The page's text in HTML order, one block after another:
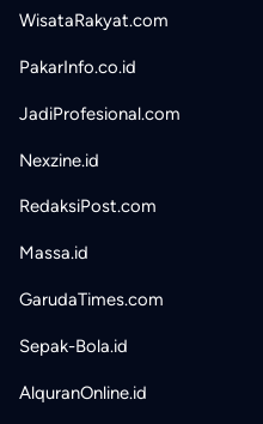
WisataRakyat.com
PakarInfo.co.id
JadiProfesional.com
Nexzine.id
RedaksiPost.com
Massa.id
GarudaTimes.com
Sepak-Bola.id
AlquranOnline.id